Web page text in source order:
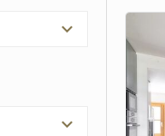
Diese
seiner
auf